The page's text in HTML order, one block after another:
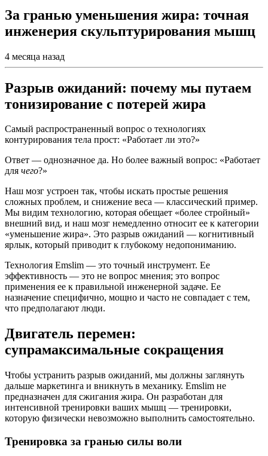
За гранью уменьшения жира: точная
инженерия скульптурирования мышц
4 месяца назад
Разрыв ожиданий: почему мы путаем
тонизирование с потерей жира
Самый распространенный вопрос о технологиях
контурирования тела прост: «Работает ли это?»
Ответ — однозначное да. Но более важный вопрос: «Работает
для чего?»
Наш мозг устроен так, чтобы искать простые решения
сложных проблем, и снижение веса — классический пример.
Мы видим технологию, которая обещает «более стройный»
внешний вид, и наш мозг немедленно относит ее к категории
«уменьшение жира». Это разрыв ожиданий — когнитивный
ярлык, который приводит к глубокому недопониманию.
Технология Emslim — это точный инструмент. Ее
эффективность — это не вопрос мнения; это вопрос
применения ее к правильной инженерной задаче. Ее
назначение специфично, мощно и часто не совпадает с тем,
что предполагают люди.
Двигатель перемен:
супрамаксимальные сокращения
Чтобы устранить разрыв ожиданий, мы должны заглянуть
дальше маркетинга и вникнуть в механику. Emslim не
предназначен для сжигания жира. Он разработан для
интенсивной тренировки ваших мышц — тренировки,
которую физически невозможно выполнить самостоятельно.
Тренировка за гранью силы воли